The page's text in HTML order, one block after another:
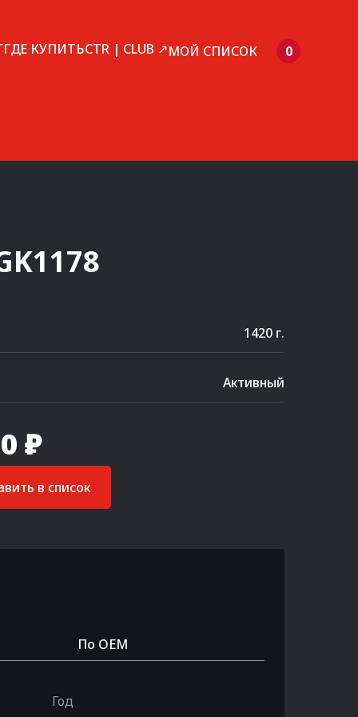
ГДЕ КУПИТЬCTR | CLUB ↗МОЙ СПИСОК 0
1420 г.
Активный
₽
в список
По OEM
Год